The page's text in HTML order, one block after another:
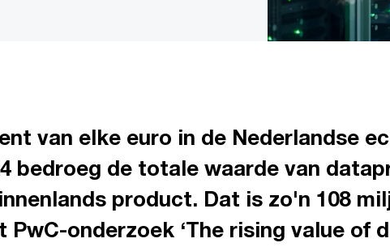
van elke euro in de Nederlandse
bedroeg de totale waarde van
product. Dat is zo'n 108
onderzoek ‘The rising value of